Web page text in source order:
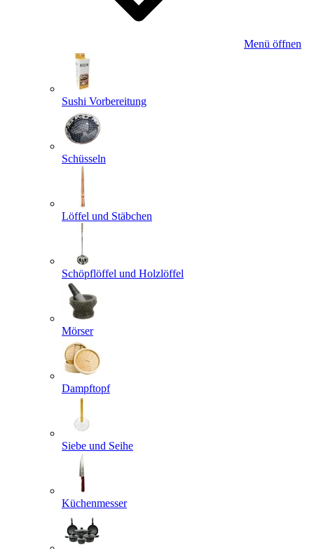
Menü öffnen
Sushi Vorbereitung
Schüsseln
Löffel und Stäbchen
Schöpflöffel und Holzlöffel
Mörser
Dampftopf
Siebe und Seihe
Küchenmesser